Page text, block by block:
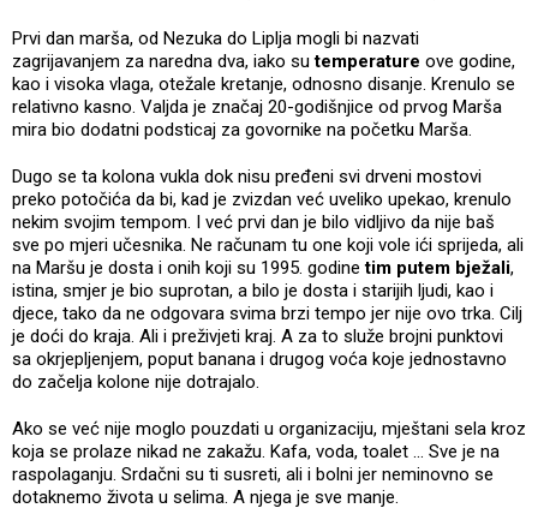
Prvi dan marša, od Nezuka do Liplja mogli bi nazvati
zagrijavanjem za naredna dva, iako sutemperature ove godine,
kao i visoka vlaga, otežale kretanje, odnosno disanje. Krenulo se
relativno kasno. Valjda je značaj 20-godišnjice od prvog Marša
mira bio dodatni podsticaj za govornike na početku Marša.
Dugo se ta kolona vukla dok nisu pređeni svi drveni mostovi
preko potočića da bi, kad je zvizdan već uveliko upekao, krenulo
nekim svojim tempom. I već prvi dan je bilo vidljivo da nije baš
sve po mjeri učesnika. Ne računam tu one koji vole ići sprijeda, ali
na Maršu je dosta i onih koji su 1995. godinetim putem bježali,
istina, smjer je bio suprotan, a bilo je dosta i starijih ljudi, kao i
djece, tako da ne odgovara svima brzi tempo jer nije ovo trka. Cilj
je doći do kraja. Ali i preživjeti kraj. A za to služe brojni punktovi
sa okrjepljenjem, poput banana i drugog voća koje jednostavno
do začelja kolone nije dotrajalo.
Ako se već nije moglo pouzdati u organizaciju, mještani sela kroz
koja se prolaze nikad ne zakažu. Kafa, voda, toalet ... Sve je na
raspolaganju. Srdačni su ti susreti, ali i bolni jer neminovno se
dotaknemo života u selima. A njega je sve manje.